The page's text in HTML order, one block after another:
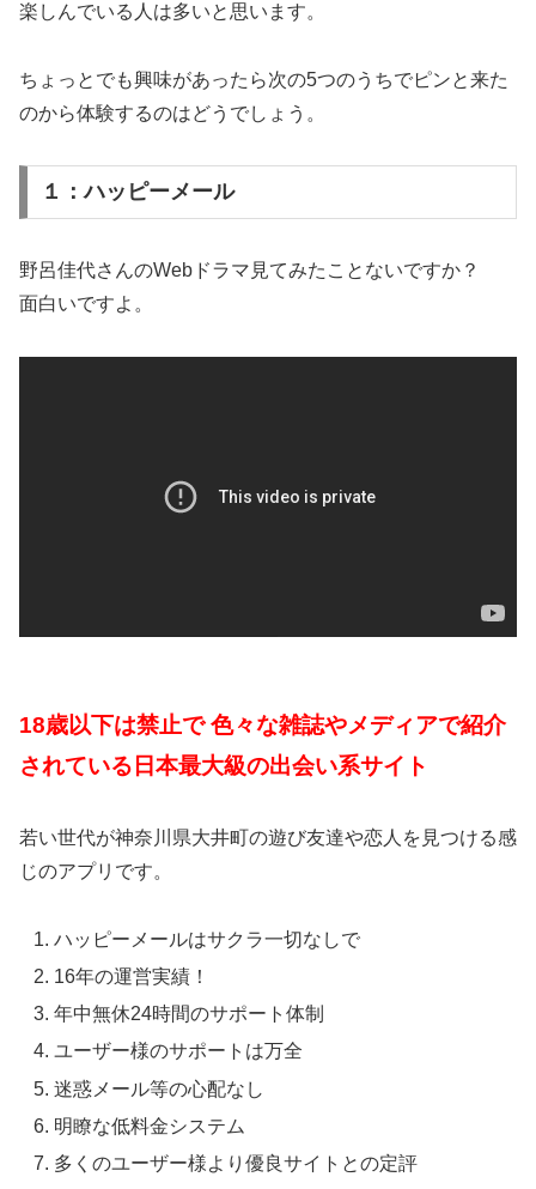
楽しんでいる人は多いと思います。
ちょっとでも興味があったら次の5つのうちでピンと来た
のから体験するのはどうでしょう。
１：ハッピーメール
野呂佳代さんのWebドラマ見てみたことないですか？
面白いですよ。
18歳以下は禁止で 色々な雑誌やメディアで紹介
されている日本最大級の出会い系サイト
若い世代が神奈川県大井町の遊び友達や恋人を見つける感
じのアプリです。
ハッピーメールはサクラ一切なしで
16年の運営実績！
年中無休24時間のサポート体制
ユーザー様のサポートは万全
迷惑メール等の心配なし
明瞭な低料金システム
多くのユーザー様より優良サイトとの定評